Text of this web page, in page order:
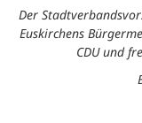
Der
Euskirchens
CDU und